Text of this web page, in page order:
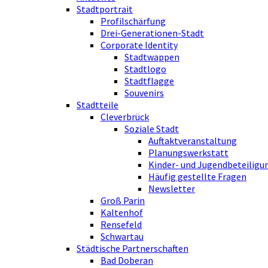
Stadtportrait
Profilschärfung
Drei-Generationen-Stadt
Corporate Identity
Stadtwappen
Stadtlogo
Stadtflagge
Souvenirs
Stadtteile
Cleverbrück
Soziale Stadt
Auftaktveranstaltung
Planungswerkstatt
Kinder- und
Häufig gestellte Fragen
Newsletter
Groß Parin
Kaltenhof
Rensefeld
Schwartau
Städtische Partnerschaften
Bad Doberan